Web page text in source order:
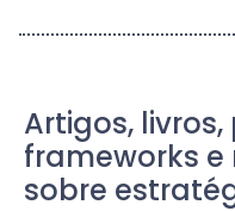
Artigos,
frameworks
sobre